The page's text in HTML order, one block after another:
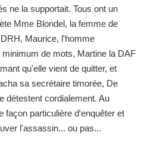
ne la supportait. Tous ont un
Mme Blondel, la femme de
Maurice, l'homme
de mots, Martine la DAF
qu'elle vient de quitter, et
sa secrétaire timorée, De
détestent cordialement. Au
façon particulière d'enquêter et
l'assassin... ou pas...